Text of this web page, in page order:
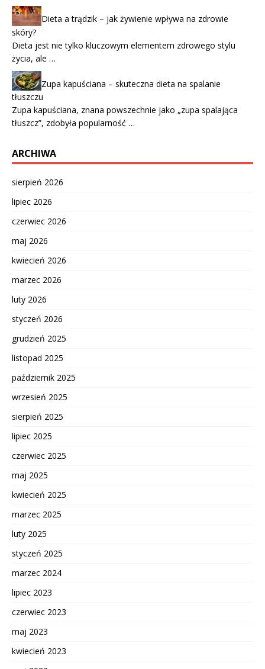
Dieta a trądzik – jak żywienie wpływa na zdrowie
skóry?
Dieta jest nie tylko kluczowym elementem zdrowego stylu
życia, ale …
Zupa kapuściana – skuteczna dieta na spalanie
tłuszczu
Zupa kapuściana, znana powszechnie jako „zupa spalająca
tłuszcz”, zdobyła popularność …
ARCHIWA
sierpień 2026
lipiec 2026
czerwiec 2026
maj 2026
kwiecień 2026
marzec 2026
luty 2026
styczeń 2026
grudzień 2025
listopad 2025
październik 2025
wrzesień 2025
sierpień 2025
lipiec 2025
czerwiec 2025
maj 2025
kwiecień 2025
marzec 2025
luty 2025
styczeń 2025
marzec 2024
lipiec 2023
czerwiec 2023
maj 2023
kwiecień 2023